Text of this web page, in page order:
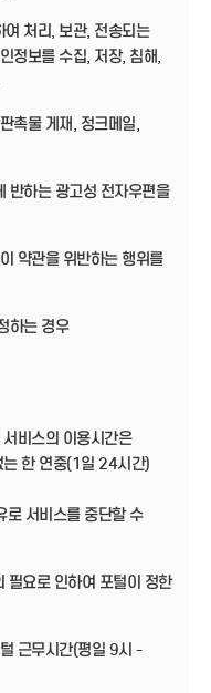
처리, 보관, 전송되는
정보를 수집, 저장, 침해,
촉물 게재, 정크메일,
반하는 광고성 전자우편을
약관을 위반하는 행위를
하는 경우
비스의 이용시간은
는 한 연중(1일 24시간)
로 서비스를 중단할 수
요로 인하여 포털이 정한
근무시간(평일 9시 -